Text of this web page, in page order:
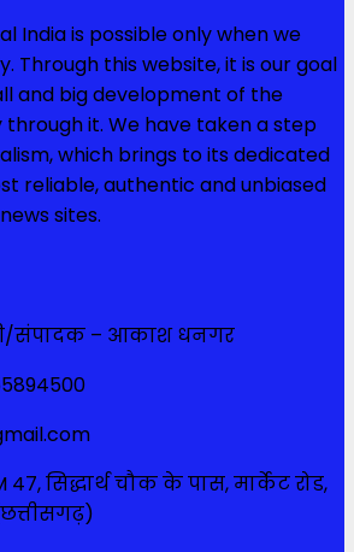
India is possible only when we
Through this website, it is our goal
and big development of the
it. We have taken a step
which brings to its dedicated
reliable, authentic and unbiased
sites.
संपादक – आकाश धनगर
सिद्धार्थ चौक के पास, मार्केट रोड,